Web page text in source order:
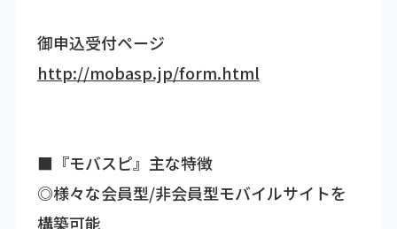
御申込受付ページ
http://mobasp.jp/form.html
■『モバスピ』主な特徴
◎様々な会員型/非会員型モバイルサイトを
構築可能